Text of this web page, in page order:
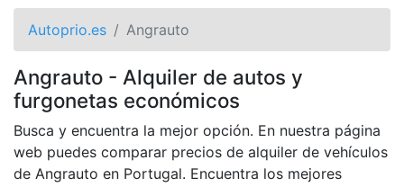
Autoprio.es Angrauto
Angrauto - Alquiler de autos y
furgonetas económicos
Busca y encuentra la mejor opción. En nuestra página
web puedes comparar precios de alquiler de vehículos
de Angrauto en Portugal. Encuentra los mejores